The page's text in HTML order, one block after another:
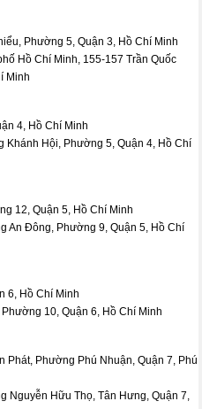
Phường 5, Quận 3, Hồ Chí Minh
Hồ Chí Minh, 155-157 Trần Quốc
Minh
4, Hồ Chí Minh
Khánh Hội, Phường 5, Quận 4, Hồ Chí
12, Quận 5, Hồ Chí Minh
An Đông, Phường 9, Quận 5, Hồ Chí
6, Hồ Chí Minh
10, Quận 6, Hồ Chí Minh
Phát, Phường Phú Nhuận, Quận 7, Phú
Nguyễn Hữu Thọ, Tân Hưng, Quận 7,